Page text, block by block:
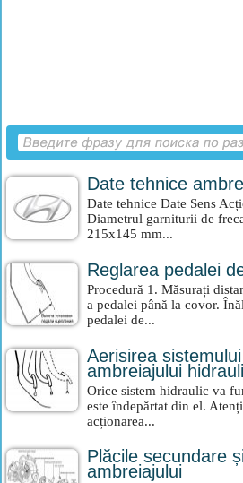
Date tehnice
Date tehnice Date Sens
Diametrul garniturii de
215x145 mm...
Reglarea pedalei
Procedură 1. Măsurați
a pedalei până la covor.
pedalei de...
Aerisirea
ambreiajului
Orice sistem hidraulic va
este îndepărtat din el.
acționarea...
Plăcile secundare
ambreiajului